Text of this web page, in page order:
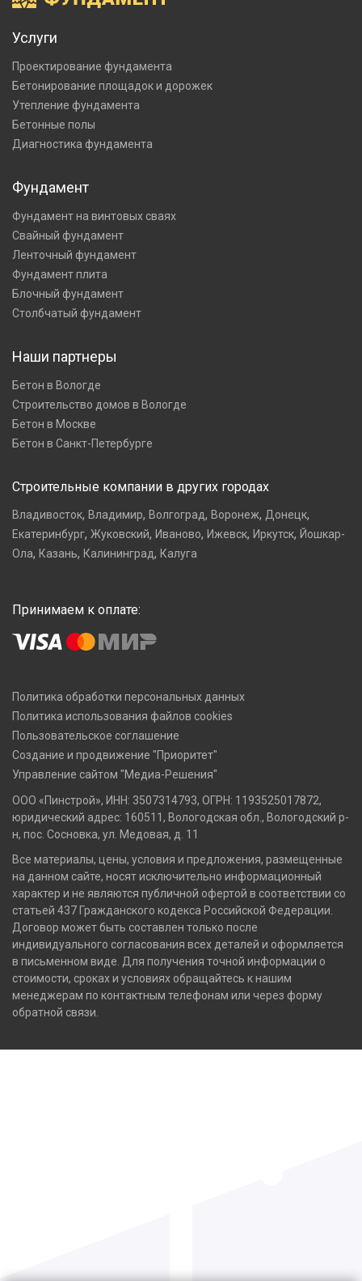
Услуги
Проектирование фундамента
Бетонирование площадок и дорожек
Утепление фундамента
Бетонные полы
Диагностика фундамента
Фундамент
Фундамент на винтовых сваях
Свайный фундамент
Ленточный фундамент
Фундамент плита
Блочный фундамент
Столбчатый фундамент
Наши партнеры
Бетон в Вологде
Строительство домов в Вологде
Бетон в Москве
Бетон в Санкт-Петербурге
Строительные компании в других городах
Владивосток, Владимир, Волгоград, Воронеж, Донецк,
Екатеринбург, Жуковский, Иваново, Ижевск, Иркутск, Йошкар-
Ола, Казань, Калининград, Калуга
Принимаем к оплате:
Политика обработки персональных данных
Политика использования файлов cookies
Пользовательское соглашение
Создание и продвижение "Приоритет"
Управление сайтом "Медиа-Решения"
ООО «Пинстрой», ИНН: 3507314793, ОГРН: 1193525017872,
юридический адрес: 160511, Вологодская обл., Вологодский р-
н, пос. Сосновка, ул. Медовая, д. 11
Все материалы, цены, условия и предложения, размещенные
на данном сайте, носят исключительно информационный
характер и не являются публичной офертой в соответствии со
статьей 437 Гражданского кодекса Российской Федерации.
Договор может быть составлен только после
индивидуального согласования всех деталей и оформляется
в письменном виде. Для получения точной информации о
стоимости, сроках и условиях обращайтесь к нашим
менеджерам по контактным телефонам или через форму
обратной связи.